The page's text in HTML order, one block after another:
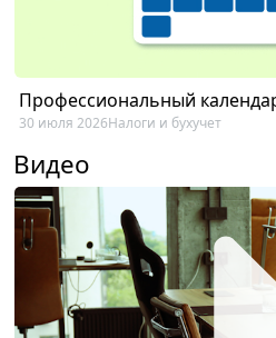
Профессиональный
30 июля 2026Налоги и бухучет
Видео